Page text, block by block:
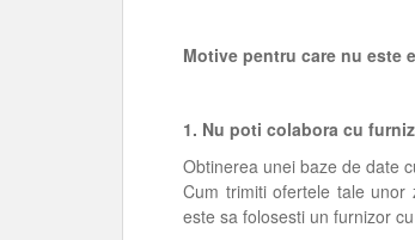
Motive pentru care nu este
1. Nu poti colabora cu
Obtinerea unei baze de date
Cum trimiti ofertele tale
este sa folosesti un furnizor